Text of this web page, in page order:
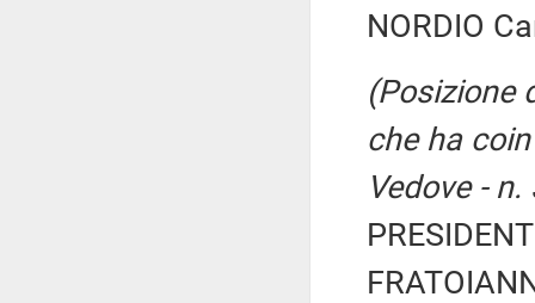
NORDIO
(Posizione
che ha
Vedove -